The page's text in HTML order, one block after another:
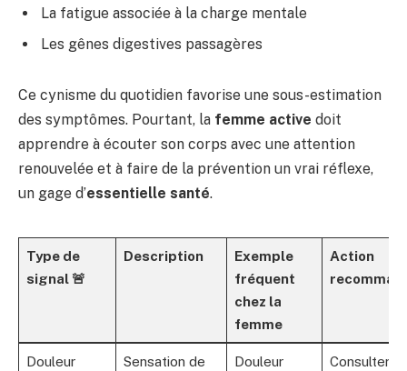
La fatigue associée à la charge mentale
Les gênes digestives passagères
Ce cynisme du quotidien favorise une sous-estimation
des symptômes. Pourtant, la femme active doit
apprendre à écouter son corps avec une attention
renouvelée et à faire de la prévention un vrai réflexe,
un gage d’essentielle santé.
Type de
signal 🚨
Description
Exemple
fréquent
chez la
femme
Action
Douleur
Sensation de
Douleur
Consulter